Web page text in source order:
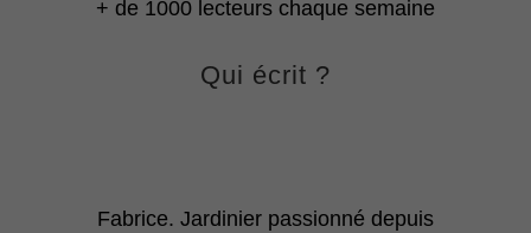
+ de 1000 lecteurs chaque semaine
Qui écrit ?
Fabrice. Jardinier passionné depuis